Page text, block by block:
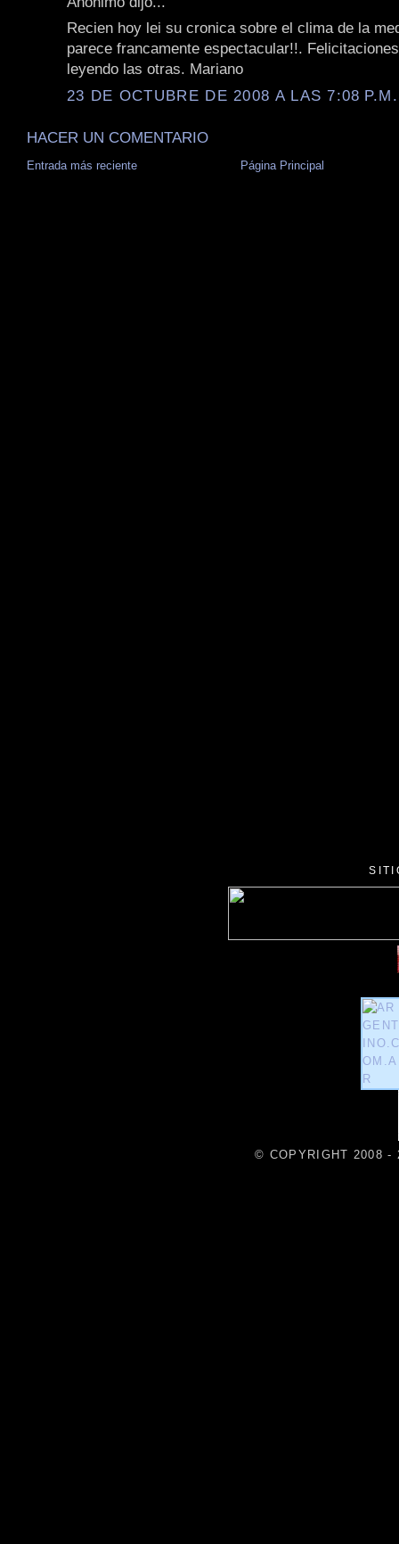
Recien hoy lei su cronica sobre el clima de la
parece francamente espectacular!!.
leyendo las otras. Mariano
23 DE OCTUBRE DE 2008 A LAS 7:08 P.M.
HACER UN COMENTARIO
Entrada más reciente Página Principal
© COPYRIGHT 2008